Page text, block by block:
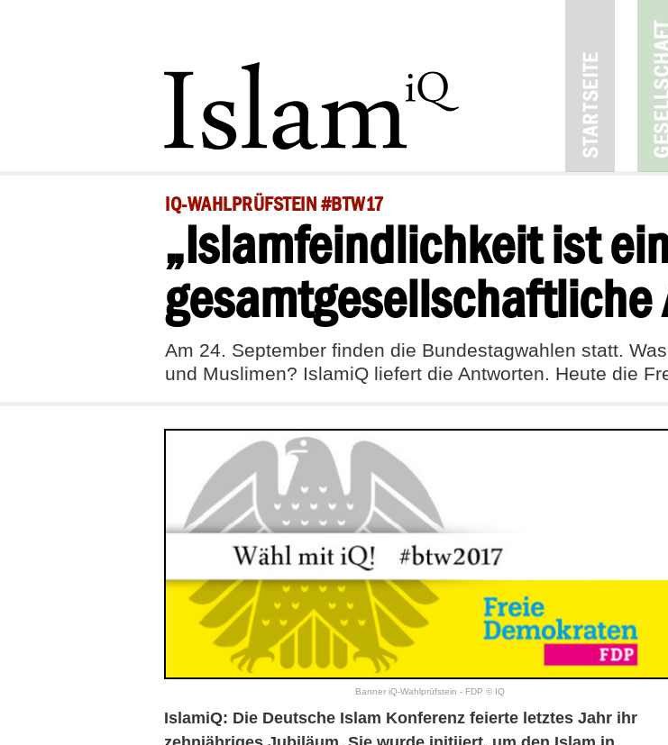
IQ-WAHLPRÜFSTEIN #BTW17
„Islamfeindlichkeit ist
gesamtgesellschaftliche
Am 24. September finden die Bundestagwahlen statt.
und Muslimen? IslamiQ liefert die Antworten. Heute die
Banner iQ-Wahlprüfstein - FDP © IQ
IslamiQ: Die Deutsche Islam Konferenz feierte letztes Jahr ihr